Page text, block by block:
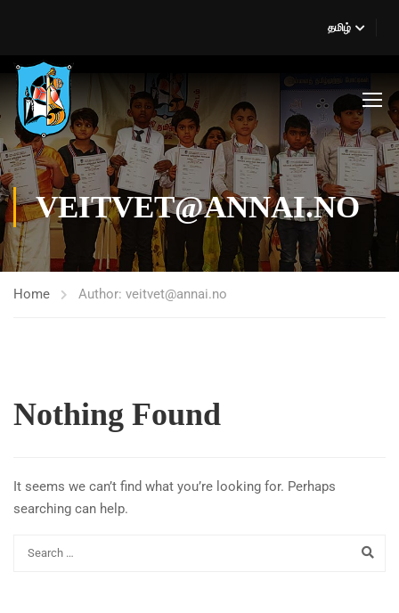
தமிழ்
VEITVET@ANNAI.NO
Home Author: veitvet@annai.no
Nothing Found
It seems we can’t find what you’re looking for. Perhaps
searching can help.